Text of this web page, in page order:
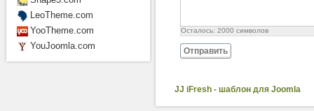
Осталось: 2000 символов
Отправить
JJ iFresh - шаблон для Joomla
LeoTheme.com
YooTheme.com
YouJoomla.com